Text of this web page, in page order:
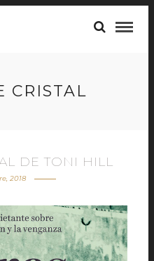
CRISTAL
DE TONI HILL
2018